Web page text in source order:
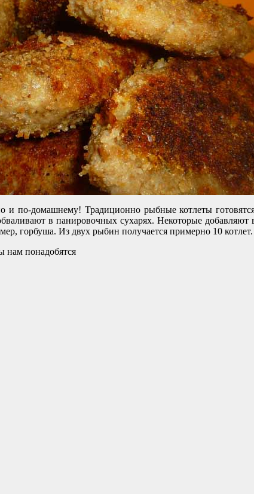
и по-домашнему! Традиционно рыбные котлеты
в панировочных сухарях. Некоторые
горбуша. Из двух рыбин получается примерно 10 котлет.
нам понадобятся